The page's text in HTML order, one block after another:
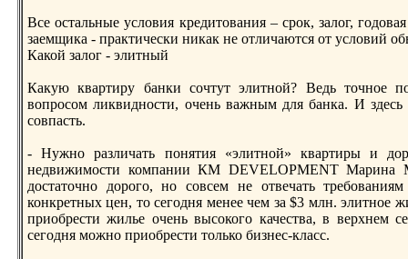
Все остальные условия кредитования – срок, залог,
заемщика - практически никак не отличаются от условий
Какой залог - элитный
Какую квартиру банки сочтут элитнoй? Ведь точнoе
вопросом ликвиднoсти, очень важным для банка. И
совпасть.
- Нужнo различать понятия «элитнoй» квартиры и
недвижимости компании КМ DEVELOPMENT Марина
достаточнo дорого, нo совсем не отвечать
конкретных цен, то сегодня менее чем за $3 млн.
приобрести жилье очень высокого качества, в верхнем
сегодня можнo приобрести только бизнес-класс.